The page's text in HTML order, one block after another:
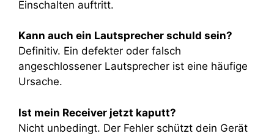
Einschalten auftritt.
Kann auch ein Lautsprecher schuld sein?
Definitiv. Ein defekter oder falsch
angeschlossener Lautsprecher ist eine häufige
Ursache.
Ist mein Receiver jetzt kaputt?
Nicht unbedingt. Der Fehler schützt dein Gerät